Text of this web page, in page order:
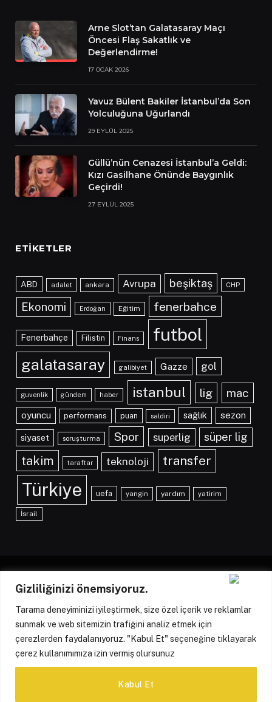
Gizliliğinizi önemsiyoruz.
Tarama deneyiminizi iyileştirmek, size özel içerik ve reklamlar
sunmak ve web sitemizin trafiğini analiz etmek için
çerezlerden faydalanıyoruz. "Kabul Et" seçeneğine tıklayarak
çerez kullanımımıza izin vermiş olursunuz
Kabul Et
Arne Slot’tan Galatasaray Maçı
Öncesi Flaş Sakatlık ve
Değerlendirme!
17 OCAK 2026
Yavuz Bülent Bakiler İstanbul’da Son
Yolculuğuna Uğurlandı
29 EYLÜL 2025
Güllü’nün Cenazesi İstanbul’a Geldi:
Kızı Gasilhane Önünde Baygınlık
Geçirdi!
27 EYLÜL 2025
ETIKETLER
ABD adalet ankara Avrupa beşiktaş CHP
Ekonomi Erdoğan Eğitim fenerbahce
Fenerbahçe Filistin Finans futbol
galatasaray galibiyet Gazze gol
guvenlik gündem haber istanbul lig mac
oyuncu performans puan saldiri sağlık sezon
siyaset soruşturma Spor superlig süper lig
takim taraftar teknoloji transfer
Türkiye uefa yangin yardım yatirim
İsrail
(Twitter)
HAKKIMIZDA KÜNYE İLETIŞIM
YAZARLARIMIZ
REKLAM POLITIKASI
GIZLILIK POLITIKASI